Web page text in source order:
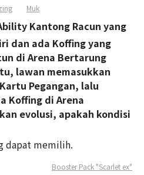
Muk
Kantong Racun yang
dan ada Koffing yang
di Arena Bertarung
lawan memasukkan
Pegangan, lalu
Koffing di Arena
evolusi, apakah kondisi
dapat memilih.
Booster Pack "Scarlet ex"